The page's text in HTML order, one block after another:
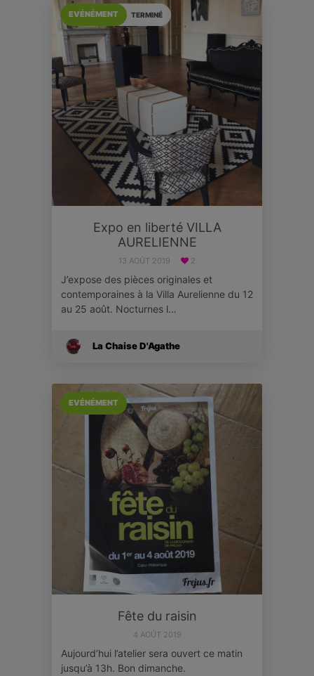
TERMINÉ
EVÉNÉMENT
Expo en liberté VILLA
AURELIENNE
13 AOÛT 2019 2
J’expose des pièces originales et
contemporaines à la Villa Aurelienne du 12
au 25 août. Nocturnes l…
La Chaise D'Agathe
EVÉNÉMENT
Fête du raisin
4 AOÛT 2019
Aujourd’hui l’atelier sera ouvert ce matin
jusqu’à 13h. Bon dimanche.